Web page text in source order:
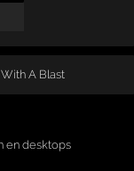
With A Blast
en desktops